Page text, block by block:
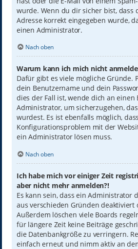
wurde. Wenn du dir sicher bist, dass
Adresse korrekt eingegeben wurde,
einen Administrator.
Nach oben
Warum kann ich mich nicht
Dafür gibt es viele mögliche Gründe.
dein Benutzername und dein
dies der Fall ist, wende dich an einen
Administrator, um sicherzugehen,
wurdest. Es ist ebenfalls möglich,
Konfigurationsproblem mit der
ein Administrator lösen muss.
Nach oben
Ich habe mich vor einiger Zeit
aber nicht mehr anmelden?!
Es kann sein, dass ein Administrator
aus verschieden Gründen deaktiviert
Außerdem löschen viele Boards
für längere Zeit keine Beiträge
die Datenbankgröße zu verringern.
einfach erneut und nimm aktiv an